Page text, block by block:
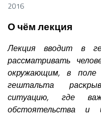
2016
О чём лекция
Лекция вводит в
рассматривать
окружающим, в поле
гештальта
ситуацию, где
обстоятельства и